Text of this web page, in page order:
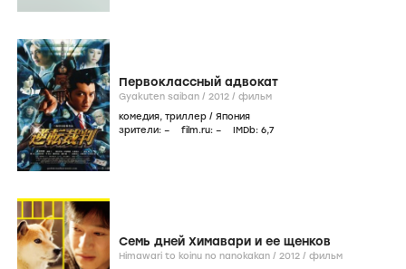
Первоклассный адвокат
Gyakuten saiban / 2012 / фильм
комедия, триллер / Япония
зрители: – film.ru: – IMDb: 6,7
Семь дней Химавари и ее щенков
Himawari to koinu no nanokakan / 2012 / фильм